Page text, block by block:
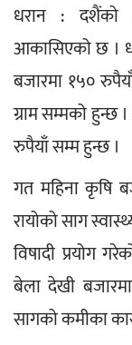
धरान : दशैंको
आकासिएको छ ।
बजारमा १५०
ग्राम सम्मको हुन्छ
रुपैयाँ सम्म हुन्छ ।
गत महिना कृषि
रायोको साग
विषादी प्रयोग
बेला देखी
सागको कमीका